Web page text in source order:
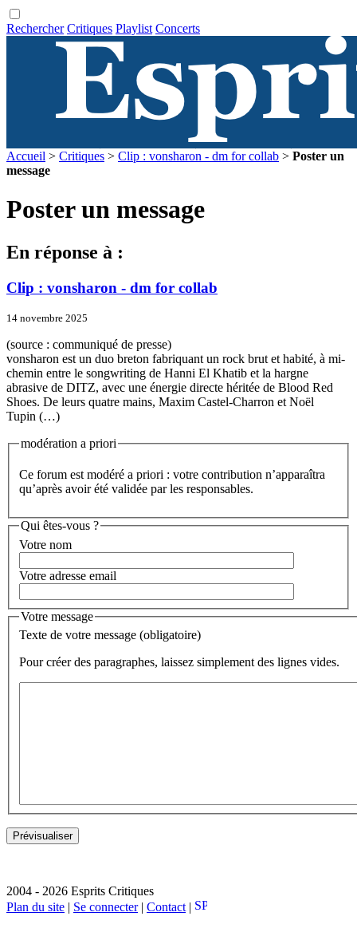
Rechercher Critiques Playlist Concerts
Accueil > Critiques > Clip : vonsharon - dm for collab > Poster un
message
Poster un message
En réponse à :
Clip : vonsharon - dm for collab
14 novembre 2025
(source : communiqué de presse)
vonsharon est un duo breton fabriquant un rock brut et habité, à mi-
chemin entre le songwriting de Hanni El Khatib et la hargne
abrasive de DITZ, avec une énergie directe héritée de Blood Red
Shoes. De leurs quatre mains, Maxim Castel-Charron et Noël
Tupin (…)
modération a priori
Ce forum est modéré a priori : votre contribution n’apparaîtra
qu’après avoir été validée par les responsables.
Qui êtes-vous ?
Votre nom
Votre adresse email
Votre message
Texte de votre message (obligatoire)
Pour créer des paragraphes, laissez simplement des lignes vides.
2004 - 2026 Esprits Critiques
Plan du site | Se connecter| Contact |